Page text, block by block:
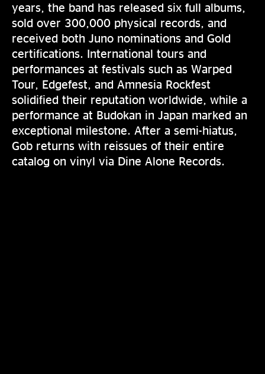
years, the band has released six full albums,
sold over 300,000 physical records, and
received both Juno nominations and Gold
certifications. International tours and
performances at festivals such as Warped
Tour, Edgefest, and Amnesia Rockfest
solidified their reputation worldwide, while a
performance at Budokan in Japan marked an
exceptional milestone. After a semi-hiatus,
Gob returns with reissues of their entire
catalog on vinyl via Dine Alone Records.